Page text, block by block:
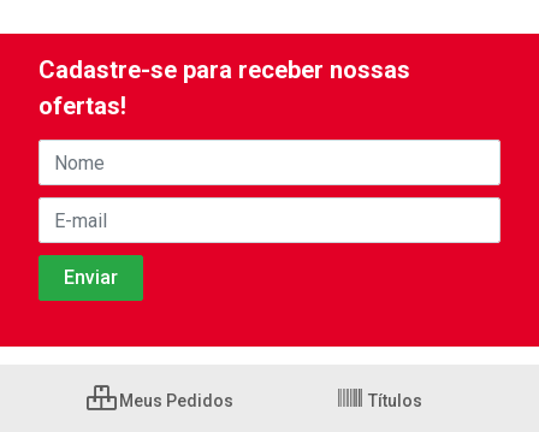
Cadastre-se para receber nossas
ofertas!
Meus Pedidos Títulos